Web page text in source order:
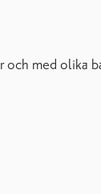
och med olika